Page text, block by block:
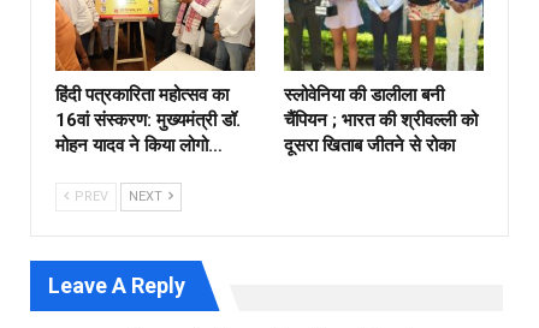
हिंदी पत्रकारिता महोत्सव का
16वां संस्करण: मुख्यमंत्री डॉ.
मोहन यादव ने किया लोगो…
स्लोवेनिया की डालीला बनी
चैंपियन ; भारत की श्रीवल्ली को
दूसरा खिताब जीतने से रोका
PREV NEXT
Leave A Reply